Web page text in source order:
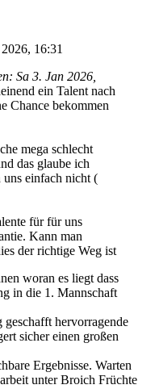
16:31
Sa 3. Jan 2026,
ein Talent nach
Chance bekommen
mega schlecht
das glaube ich
einfach nicht (
für für uns
Kann man
der richtige Weg ist
woran es liegt dass
in die 1. Mannschaft
geschafft hervorragende
sicher einen großen
Ergebnisse. Warten
unter Broich Früchte